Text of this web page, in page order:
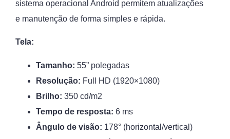
sistema operacional Android permitem atualizações
e manutenção de forma simples e rápida.
Tela:
Tamanho: 55” polegadas
Resolução: Full HD (1920×1080)
Brilho: 350 cd/m2
Tempo de resposta: 6 ms
Ângulo de visão: 178° (horizontal/vertical)